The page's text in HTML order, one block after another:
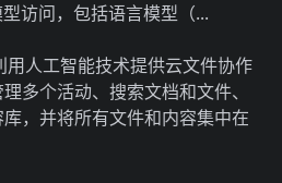
访问，包括语言模型（...
人工智能技术提供云文件协作
多个活动、搜索文档和文件、
，并将所有文件和内容集中在